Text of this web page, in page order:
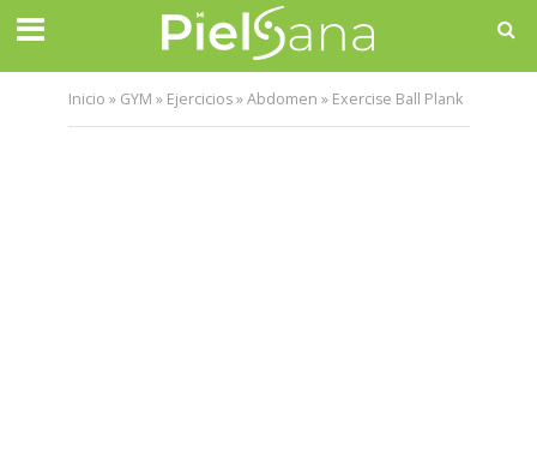
Inicio » GYM » Ejercicios»Abdomen » Exercise Ball Plank